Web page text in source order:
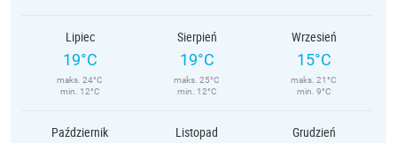
Lipiec
19°C
maks. 24°C
min. 12°C
Sierpień
19°C
maks. 25°C
min. 12°C
Wrzesień
15°C
maks. 21°C
min. 9°C
Październik Listopad Grudzień